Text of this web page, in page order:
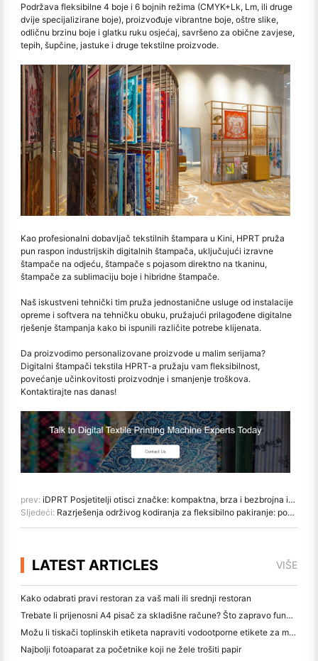
Podržava fleksibilne 4 boje i 6 bojnih režima (CMYK+Lk, Lm, ili druge
dvije specijalizirane boje), proizvođuje vibrantne boje, oštre slike,
odličnu brzinu boje i glatku ruku osjećaj, savršeno za obične zavjese,
tepih, šupčine, jastuke i druge tekstilne proizvode.
Kao profesionalni dobavljač tekstilnih štampara u Kini, HPRT pruža
pun raspon industrijskih digitalnih štampača, uključujući izravne
štampače na odjeću, štampače s pojasom direktno na tkaninu,
štampače za sublimaciju boje i hibridne štampače.
Naš iskustveni tehnički tim pruža jednostanične usluge od instalacije
opreme i softvera na tehničku obuku, pružajući prilagođene digitalne
rješenje štampanja kako bi ispunili različite potrebe klijenata.
Da proizvodimo personalizovane proizvode u malim serijama?
Digitalni štampači tekstila HPRT-a pružaju vam fleksibilnost,
povećanje učinkovitosti proizvodnje i smanjenje troškova.
Kontaktirajte nas danas!
prev: iDPRT Posjetitelji otisci značke: kompaktna, brza i bezbrojna integracija za učinkovito upravljanje posjetiteljima
Sljedeći: Razrješenja održivog kodiranja za fleksibilno pakiranje: poboljšanje učinkovitosti i rezanje troškova s HPRT-om
LATEST ARTICLES VIŠE
Kako odabrati pravi restoran za vaš mali ili srednji restoran
Trebate li prijenosni A4 pisač za skladišne račune? Što zapravo funkcionira
Možu li tiskači toplinskih etiketa napraviti vodootporne etikete za male proizvode?
Najbolji fotoaparat za početnike koji ne žele trošiti papir